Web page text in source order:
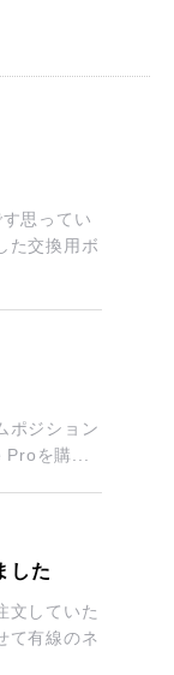
思ってい
た交換用ボ
ポジション
を購...
した
文していた
て有線のネ